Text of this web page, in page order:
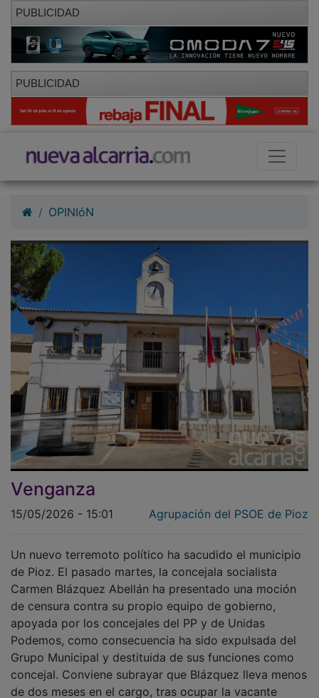
PUBLICIDAD
PUBLICIDAD
Venganza
15/05/2026 - 15:01
de Pioz. El pasado martes, la concejala socialista
Carmen Blázquez Abellán ha presentado una moción
de censura contra su propio equipo de gobierno,
apoyada por los concejales del PP y de Unidas
Podemos, como consecuencia ha sido expulsada del
Grupo Municipal y destituida de sus funciones como
concejal. Conviene subrayar que Blázquez lleva menos
de dos meses en el cargo, tras ocupar la vacante